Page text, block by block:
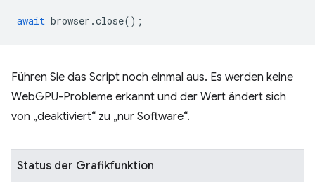
await browser .close();
Führen Sie das Script noch einmal aus. Es werden keine
WebGPU-Probleme erkannt und der Wert ändert sich
von „deaktiviert“ zu „nur Software“.
Status der Grafikfunktion